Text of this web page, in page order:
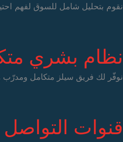
نقوم بتحليل شامل للسوق لفهم
نظام بشري
نوفّر لك فريق سيلز متكامل ومدرّب
قنوات التواصل